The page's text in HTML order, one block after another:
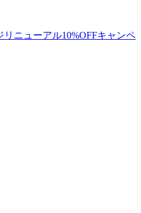
リニューアル10%OFFキャンペ